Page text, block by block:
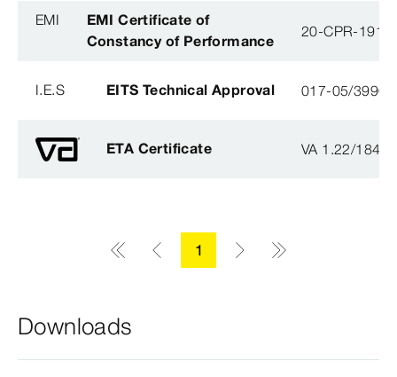
EMI
EMI Certificate of
Constancy of Performance
20-CPR-191-
I.E.S EITS Technical Approval 017-05/3990-
ETA Certificate VA 1.22/18407
1
Downloads